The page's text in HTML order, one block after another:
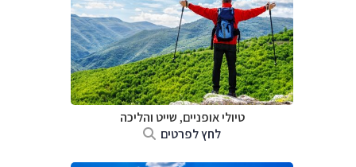
טיולי אופניים, שייט והליכה
לחץ לפרטים